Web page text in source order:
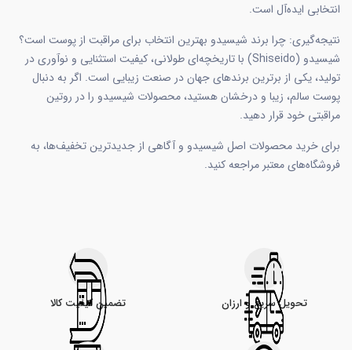
انتخابی ایده‌آل است.
نتیجه‌گیری: چرا برند شیسیدو بهترین انتخاب برای مراقبت از پوست است؟
شیسیدو (Shiseido) با تاریخچه‌ای طولانی، کیفیت استثنایی و نوآوری در
تولید، یکی از برترین برندهای جهان در صنعت زیبایی است. اگر به دنبال
پوست سالم، زیبا و درخشان هستید، محصولات شیسیدو را در روتین
مراقبتی خود قرار دهید.
برای خرید محصولات اصل شیسیدو و آگاهی از جدیدترین تخفیف‌ها، به
فروشگاه‌های معتبر مراجعه کنید.
تحویل سریع و ارزان تضمین کیفیت کالا